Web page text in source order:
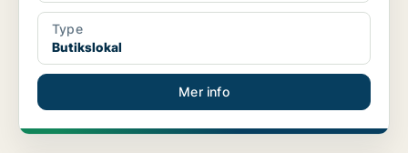
Type
Butikslokal
Mer info